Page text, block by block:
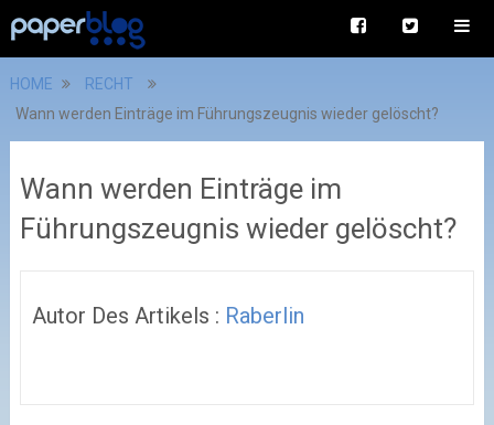
HOME
RECHT
Wann werden Einträge im Führungszeugnis wieder gelöscht?
Wann werden Einträge im
Führungszeugnis wieder gelöscht?
Autor Des Artikels : Raberlin